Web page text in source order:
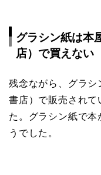
グラシン紙は本
店）で買えない
残念ながら、グラシ
書店）で販売されて
た。グラシン紙で本
うでした。